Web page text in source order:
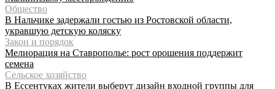
Общество
В Нальчике задержали гостью из Ростовской области,
укравшую детскую коляску
Закон и порядок
Мелиорация на Ставрополье: рост орошения поддержит
семена
Сельское хозяйство
В Ессентуках жители выберут дизайн входной группы для